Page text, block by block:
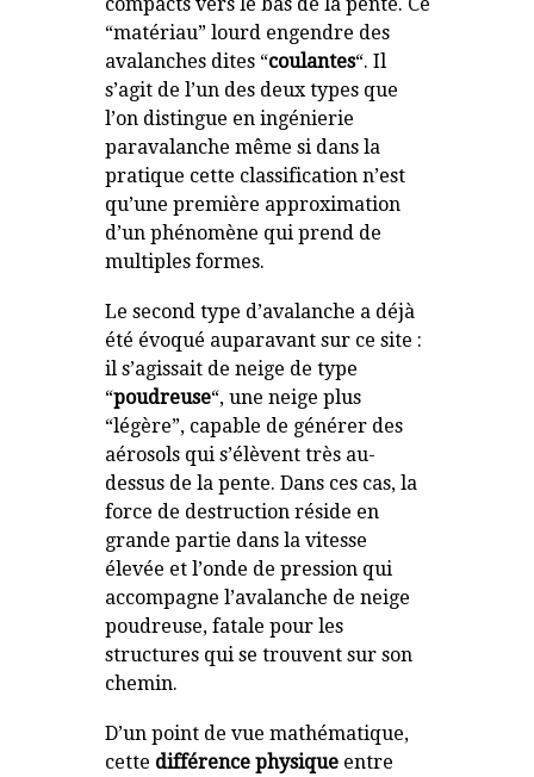
“matériau” lourd engendre des
avalanches dites “coulantes“. Il
s’agit de l’un des deux types que
l’on distingue en ingénierie
paravalanche même si dans la
pratique cette classification n’est
qu’une première approximation
d’un phénomène qui prend de
multiples formes.
Le second type d’avalanche a déjà
été évoqué auparavant sur ce site :
il s’agissait de neige de type
“poudreuse“, une neige plus
“légère”, capable de générer des
aérosols qui s’élèvent très au-
dessus de la pente. Dans ces cas, la
force de destruction réside en
grande partie dans la vitesse
élevée et l’onde de pression qui
accompagne l’avalanche de neige
poudreuse, fatale pour les
structures qui se trouvent sur son
chemin.
D’un point de vue mathématique,
cette différence physiqueentre